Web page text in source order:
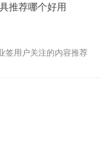
推荐哪个好用
签用户关注的内容推荐